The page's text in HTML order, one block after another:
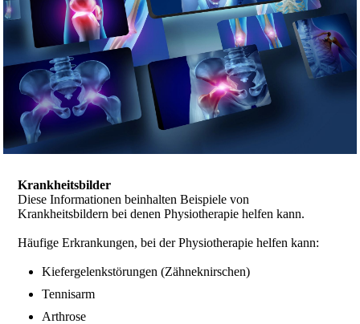
Krankheitsbilder
Diese Informationen beinhalten Beispiele von
Krankheitsbildern bei denen Physiotherapie helfen kann.
Häufige Erkrankungen, bei der Physiotherapie helfen kann:
Kiefergelenkstörungen (Zähneknirschen)
Tennisarm
Arthrose